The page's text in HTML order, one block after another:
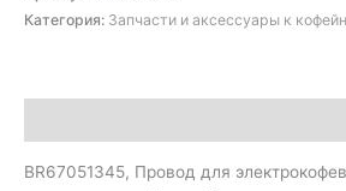
Категория: Запчасти и аксессуары к
BR67051345, Провод для